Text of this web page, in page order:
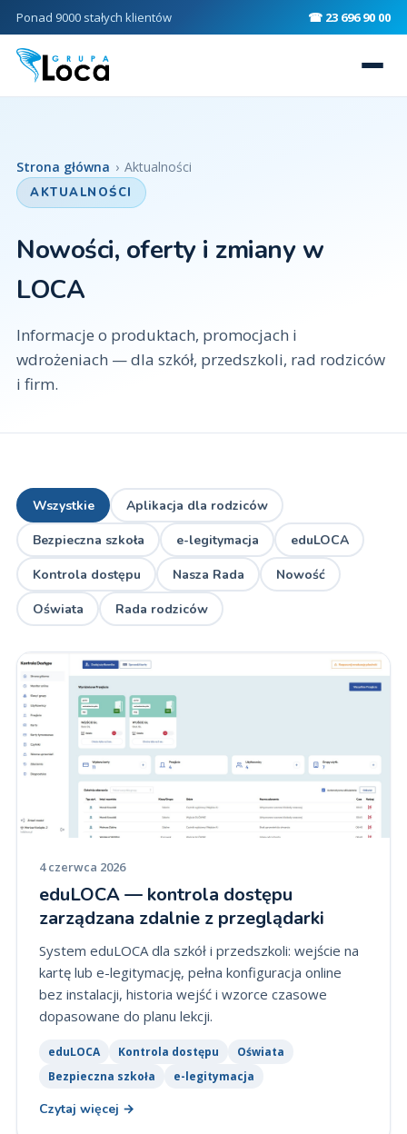
Ponad 9000 stałych klientów ☎ 23 696 90 00
Strona główna › Aktualności
AKTUALNOŚCI
Nowości, oferty i zmiany w
LOCA
Informacje o produktach, promocjach i
wdrożeniach — dla szkół, przedszkoli, rad rodziców
i firm.
Wszystkie
Aplikacja dla rodziców
Bezpieczna szkoła
e-legitymacja
eduLOCA
Kontrola dostępu
Nasza Rada
Nowość
Oświata
Rada rodziców
4 czerwca 2026
eduLOCA — kontrola dostępu
zarządzana zdalnie z przeglądarki
System eduLOCA dla szkół i przedszkoli: wejście na
kartę lub e-legitymację, pełna konfiguracja online
bez instalacji, historia wejść i wzorce czasowe
dopasowane do planu lekcji.
eduLOCA Kontrola dostępu
Oświata
Bezpieczna szkoła
e-legitymacja
Czytaj więcej →